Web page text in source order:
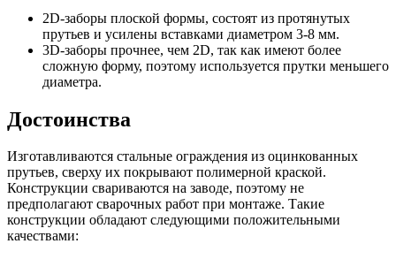
2D-заборы плоской формы, состоят из протянутых
прутьев и усилены вставками диаметром 3-8 мм.
3D-заборы прочнее, чем 2D, так как имеют более
сложную форму, поэтому используется прутки меньшего
диаметра.
Достоинства
Изготавливаются стальные ограждения из оцинкованных
прутьев, сверху их покрывают полимерной краской.
Конструкции свариваются на заводе, поэтому не
предполагают сварочных работ при монтаже. Такие
конструкции обладают следующими положительными
качествами: